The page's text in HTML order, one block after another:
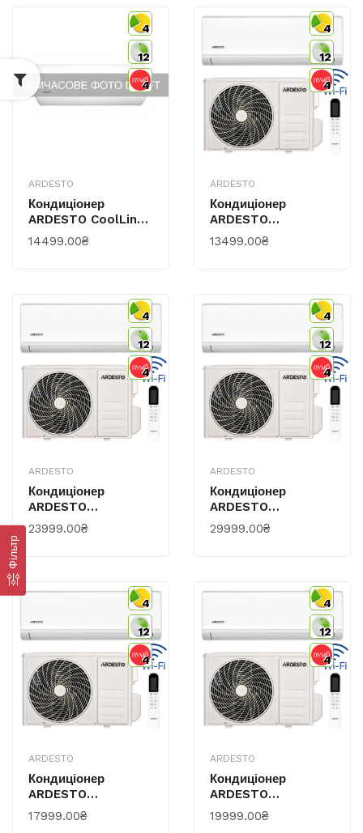
Фільтр
4
12
4
ARDESTO
Кондиціонер
ARDESTO CoolLine
35м2 On/off
12000BTU 3.5кВт
14499.00₴
4
12
4
ARDESTO
Кондиціонер
ARDESTO
CoolSmart 25м2
Інвертор 9000BTU
13499.00₴
4
12
4
ARDESTO
Кондиціонер
ARDESTO
CoolSmart 55м2
Інвертор 18000BTU
23999.00₴
4
12
4
ARDESTO
Кондиціонер
ARDESTO
CoolSmart 70м2
Інвертор 24000BTU
29999.00₴
4
12
4
ARDESTO
Кондиціонер
ARDESTO
CoolSmartPro 25м2
Інвертор 9000BTU
17999.00₴
4
12
4
ARDESTO
Кондиціонер
ARDESTO
CoolSmartPro 35м2
Інвертор 12000BTU
19999.00₴